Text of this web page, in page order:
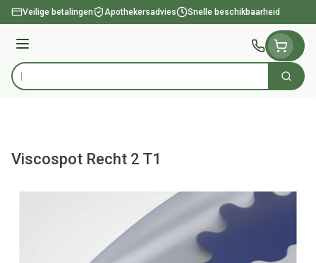
Ga naar de inhoud
Veilige betalingen Apothekersadvies Snelle beschikbaarheid
Menu
Product, merk, categorie... Zoek
Viscospot Recht 2 T1